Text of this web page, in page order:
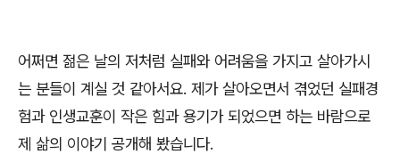
어쩌면 젊은 날의 저처럼 실패와 어려움을 가지고 살아가시
는 분들이 계실 것 같아서요. 제가 살아오면서 겪었던 실패경
험과 인생교훈이 작은 힘과 용기가 되었으면 하는 바람으로
제 삶의 이야기 공개해 봤습니다.